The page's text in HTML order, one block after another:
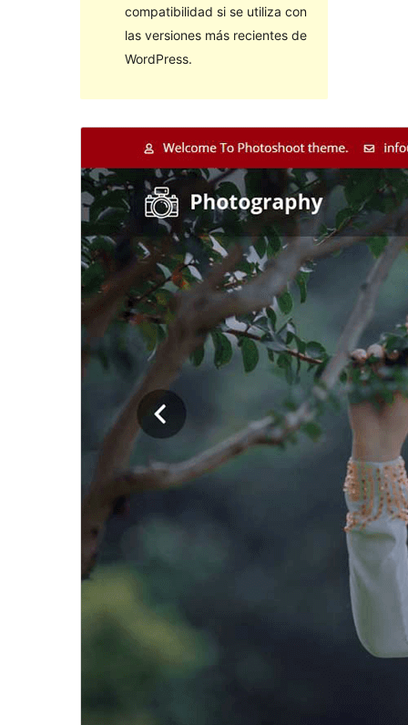
compatibilidad si se utiliza con
las versiones más recientes de
WordPress.